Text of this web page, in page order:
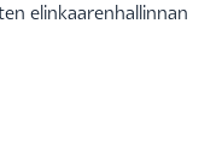
elinkaarenhallinnan